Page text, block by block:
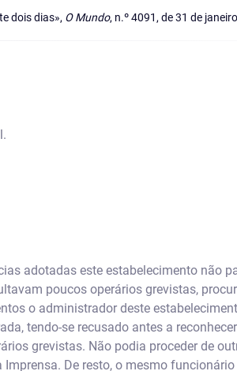
dois dias», O Mundo, n.º 4091, de 31 de
adotadas este estabelecimento não
poucos operários grevistas,
o administrador deste
tendo-se recusado antes a
grevistas. Não podia proceder de
De resto, o mesmo